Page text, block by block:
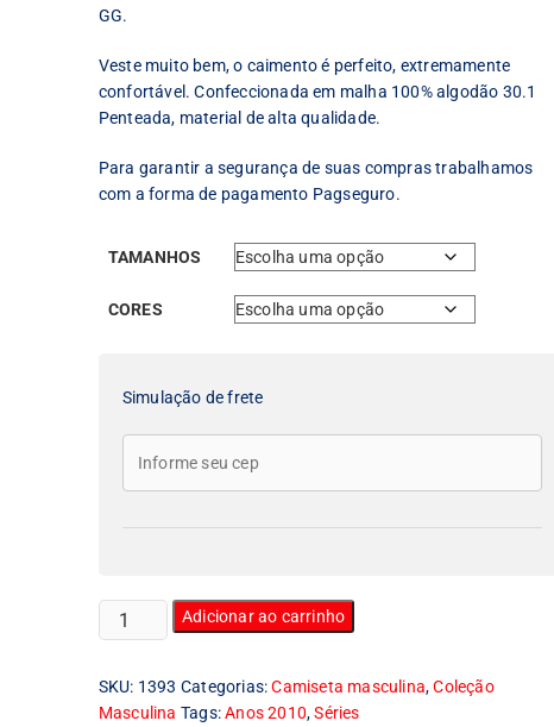
GG.
Veste muito bem, o caimento é perfeito, extremamente
confortável. Confeccionada em malha 100% algodão 30.1
Penteada, material de alta qualidade.
Para garantir a segurança de suas compras trabalhamos
com a forma de pagamento Pagseguro.
TAMANHOS
CORES
Simulação de frete
Camiseta
Masculina
Things
quantidade
Adicionar ao carrinho
SKU: 1393 Categorias:Camiseta masculina,Coleção
Masculina Tags:Anos 2010,Séries